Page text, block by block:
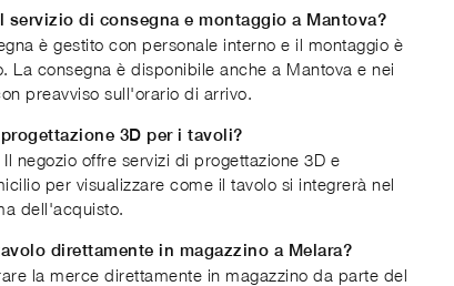
servizio di consegna e montaggio a Mantova?
è gestito con personale interno e il montaggio è
La consegna è disponibile anche a Mantova e nei
preavviso sull'orario di arrivo.
3D per i tavoli?
negozio offre servizi di progettazione 3D e
per visualizzare come il tavolo si integrerà nel
dell'acquisto.
direttamente in magazzino a Melara?
la merce direttamente in magazzino da parte del